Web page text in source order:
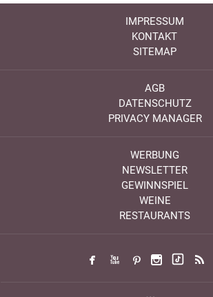
IMPRESSUM
KONTAKT
SITEMAP
AGB
DATENSCHUTZ
PRIVACY MANAGER
WERBUNG
NEWSLETTER
GEWINNSPIEL
WEINE
RESTAURANTS